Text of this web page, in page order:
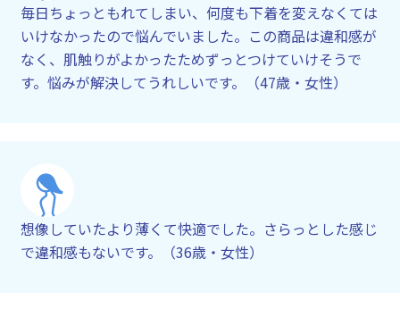
毎日ちょっともれてしまい、何度も下着を変えなくては
いけなかったので悩んでいました。この商品は違和感が
なく、肌触りがよかったためずっとつけていけそうで
す。悩みが解決してうれしいです。（47歳・女性）
想像していたより薄くて快適でした。さらっとした感じ
で違和感もないです。（36歳・女性）